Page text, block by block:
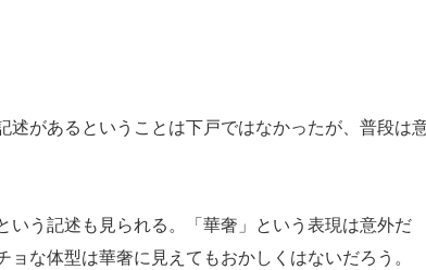
があるということは下戸ではなかったが、普段は
う記述も見られる。「華奢」という表現は意外だ
な体型は華奢に見えてもおかしくはないだろう。